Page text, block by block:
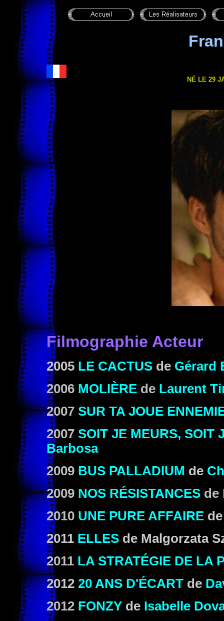
NÉ LE 29
Filmographie Acteur
2005 LE CACTUS de Gérard
2006 MOLIÈRE de Laurent
2007 SUR TA JOUE
2007 SOIT JE MEURS, SOIT
Barbosa
2009 BUS PALLADIUM de
2009 NOS RÉSISTANCES de
2010 UNE PURE AFFAIRE
2011 ELLES de Malgorzata
2011 LA STRATÉGIE DE LA
2012 20 ANS D'ÉCART de
2012 FONZY de Isabelle